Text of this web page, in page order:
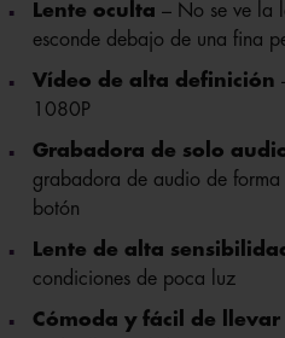
Lente oculta – No se ve la
esconde debajo de una fina
Vídeo de alta definición
1080P
Grabadora de solo
grabadora de audio de forma
botón
Lente de alta
condiciones de poca luz
Cómoda y fácil de llevar